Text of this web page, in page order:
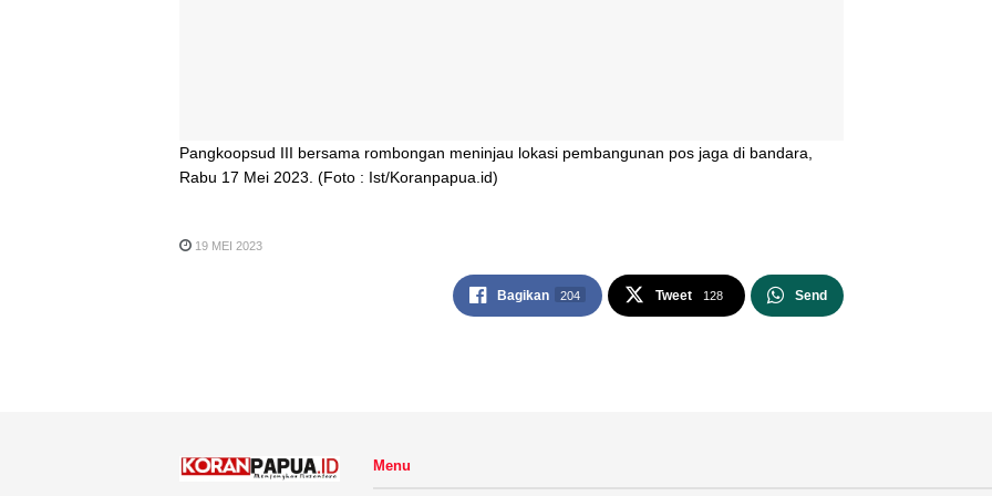
Pangkoopsud III bersama rombongan meninjau lokasi pembangunan pos jaga di bandara,
Rabu 17 Mei 2023. (Foto : Ist/Koranpapua.id)
19 MEI 2023
Bagikan 204 Tweet 128 Send
Menu